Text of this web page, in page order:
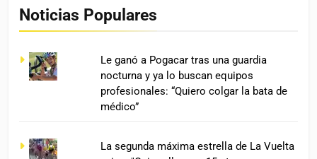
Noticias Populares
Le ganó a Pogacar tras una guardia
nocturna y ya lo buscan equipos
profesionales: “Quiero colgar la bata de
médico”
La segunda máxima estrella de La Vuelta